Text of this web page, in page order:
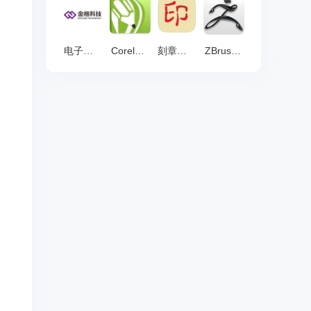
Coreldraw2024 v24.0.0 ZBrush 中文版 v4.0